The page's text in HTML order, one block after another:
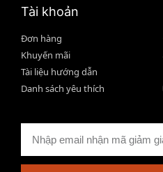
Tài khoản
Đơn hàng
Khuyến mãi
Tài liệu hướng dẫn
Danh sách yêu thích